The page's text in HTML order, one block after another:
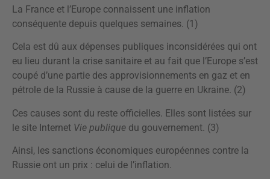
La France et l’Europe connaissent une inflation
conséquente depuis quelques semaines. (1)
Cela est dû aux dépenses publiques inconsidérées qui ont
eu lieu durant la crise sanitaire et au fait que l’Europe s’est
coupé d’une partie des approvisionnements en gaz et en
pétrole de la Russie à cause de la guerre en Ukraine. (2)
Ces causes sont du reste officielles. Elles sont listées sur
le site Internet Vie publique du gouvernement. (3)
Ainsi, les sanctions économiques européennes contre la
Russie ont un prix : celui de l’inflation.